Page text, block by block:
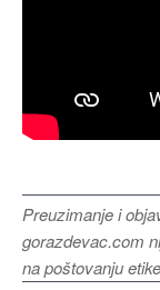
Preuzimanje i
gorazdevac.com
na poštovanju